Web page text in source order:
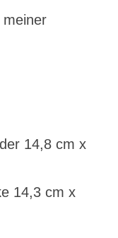
meiner
14,8 cm x
14,3 cm x